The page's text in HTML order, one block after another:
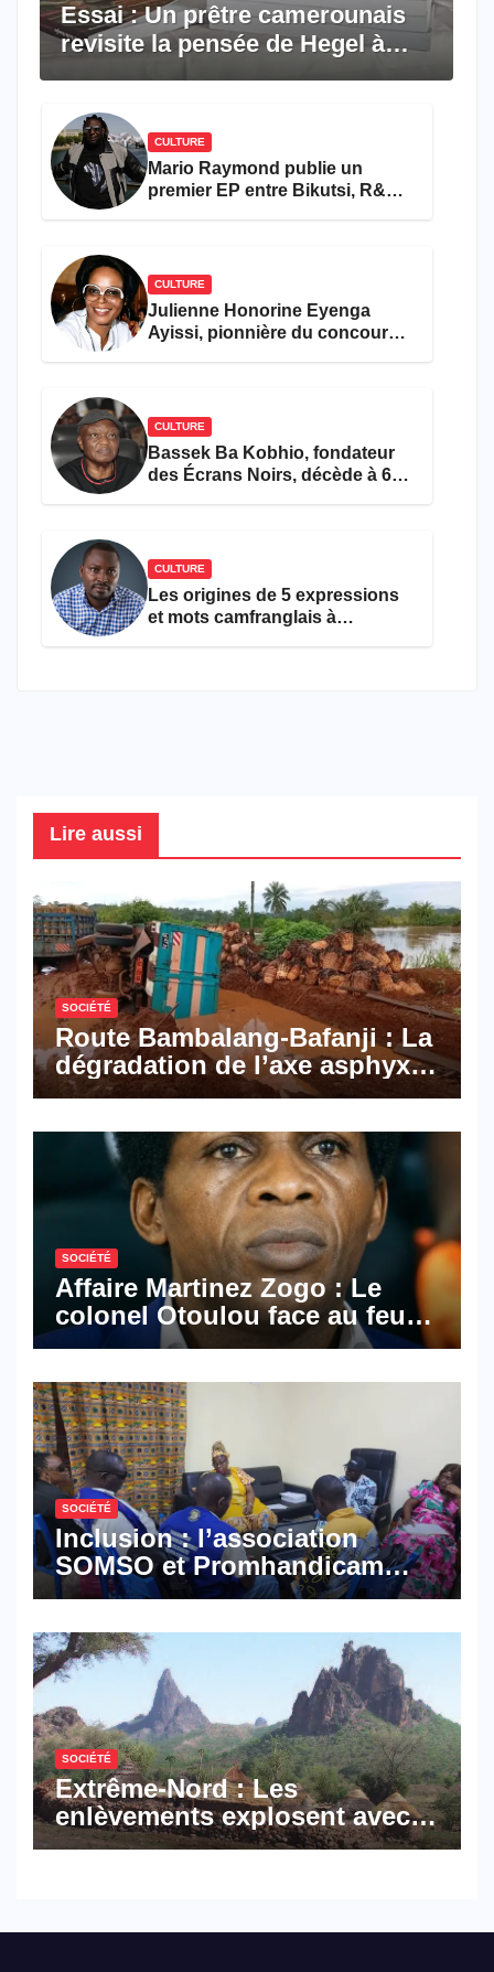
Essai : Un prêtre camerounais
revisite la pensée de Hegel à
CULTURE
Mario Raymond publie un
premier EP entre Bikutsi, R&B
CULTURE
Julienne Honorine Eyenga
Ayissi, pionnière du concours
CULTURE
Bassek Ba Kobhio, fondateur
des Écrans Noirs, décède à 69
CULTURE
Les origines de 5 expressions
et mots camfranglais à
Lire aussi
SOCIÉTÉ
Route Bambalang-Bafanji : La
dégradation de l’axe asphyxie
les activités économiques
SOCIÉTÉ
Affaire Martinez Zogo : Le
colonel Otoulou face au feu
croisé des avocats de la
SOCIÉTÉ
Inclusion : l’association
SOMSO et Promhandicam
militent en faveur d’une
hôtellerie-restauration
SOCIÉTÉ
Extrême-Nord : Les
enlèvements explosent avec
308 victimes en trois mois